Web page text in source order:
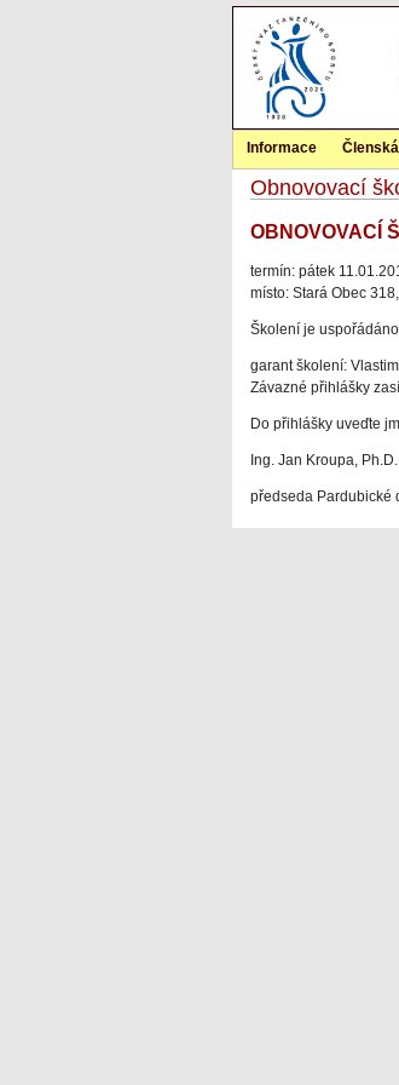
Informace
Obnovovací
OBNOVOVACÍ
termín: pátek
místo: Stará Obec
Školení je
garant školení:
Závazné přihlášky
Do přihlášky uveďte
Ing. Jan Kroupa, Ph.D.
předseda Pardubické